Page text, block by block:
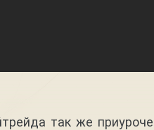
так же